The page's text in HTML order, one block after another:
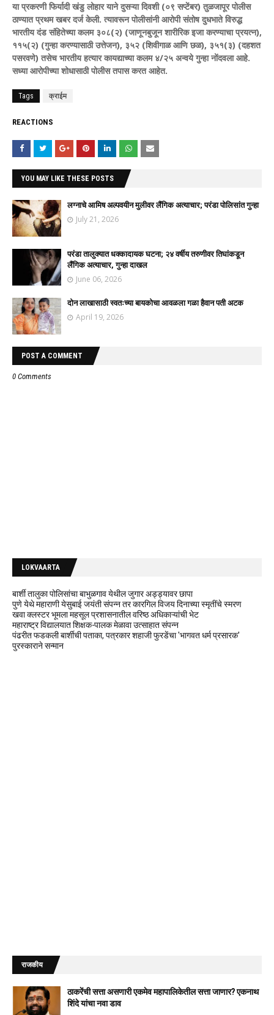
या प्रकरणी फिर्यादी खंडु लोहार याने दुसऱ्या दिवशी (०९ सप्टेंबर) तुळजापूर पोलीस
ठाण्यात प्रथम खबर दर्ज केली. त्यावरून पोलीसांनी आरोपी संतोष दुधभाते विरुद्ध
भारतीय दंड संहितेच्या कलम ३०८(२) (जाणूनबुजून शारीरिक इजा करण्याचा प्रयत्न),
११५(२) (गुन्हा करण्यासाठी उत्तेजन), ३५२ (शिवीगाळ आणि छळ), ३५१(३) (दहशत
पसरवणे) तसेच भारतीय हत्यार कायद्याच्या कलम ४/२५ अन्वये गुन्हा नोंदवला आहे.
सध्या आरोपीच्या शोधासाठी पोलीस तपास करत आहेत.
Tags क्राईम
REACTIONS
YOU MAY LIKE THESE POSTS
लग्नाचे आमिष अल्पवयीन मुलीवर लैंगिक अत्याचार; परंडा पोलिसांत गुन्हा
July 21, 2026
परंडा तालुक्यात धक्कादायक घटना; २४ वर्षीय तरुणीवर तिघांकडून
लैंगिक अत्याचार, गुन्हा दाखल
June 06, 2026
दोन लाखासाठी स्वतःच्या बायकोचा आवळला गळा हैवान पती अटक
April 19, 2026
POST A COMMENT
0 Comments
LOKVAARTA
बार्शी तालुका पोलिसांचा बाभुळगाव येथील जुगार अड्ड्यावर छापा
पुणे येथे महाराणी येसुबाई जयंती संपन्न तर कारगिल विजय दिनाच्या स्मृतींचे स्मरण
खवा क्लस्टर भूमला महसूल प्रशासनातील वरिष्ठ अधिकाऱ्यांची भेट
महाराष्ट्र विद्यालयात शिक्षक-पालक मेळावा उत्साहात संपन्न
पंढरीत फडकली बार्शीची पताका, पत्रकार शहाजी फुरडेंचा 'भागवत धर्म प्रसारक'
पुरस्काराने सन्मान
राजकीय
ठाकरेंची सत्ता असणारी एकमेव महापालिकेतील सत्ता जाणार? एकनाथ
शिंदे यांचा नवा डाव